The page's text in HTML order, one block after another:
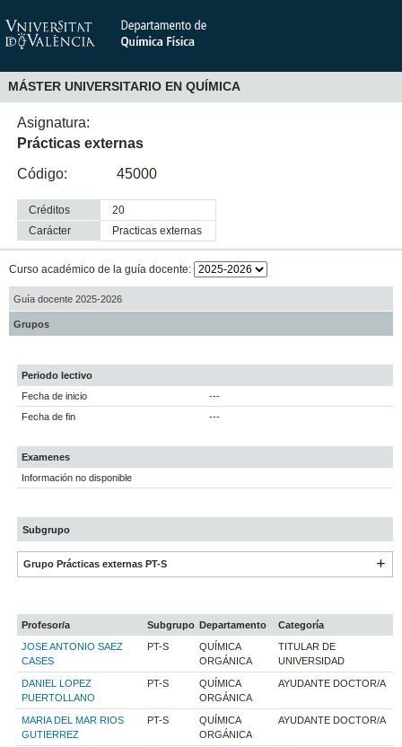
MÁSTER UNIVERSITARIO EN QUÍMICA
Asignatura:
Prácticas externas
Código:
45000
Créditos
20
Carácter
practicas externas
Curso académico de la guía docente:
Guía docente 2025-2026
Grupos
Periodo lectivo
Fecha de inicio
---
Fecha de fin
---
Examenes
Información no disponible
Subgrupo
Grupo Prácticas externas PT-S
Profesor/a Subgrupo Departamento
Categoría
JOSE ANTONIO SAEZ
CASES
PT-S
QUÍMICA
ORGÁNICA
TITULAR DE
UNIVERSIDAD
DANIEL LOPEZ
PUERTOLLANO
PT-S
QUÍMICA
ORGÁNICA
AYUDANTE DOCTOR/A
MARIA DEL MAR RIOS
GUTIERREZ
PT-S
QUÍMICA
ORGÁNICA
AYUDANTE DOCTOR/A